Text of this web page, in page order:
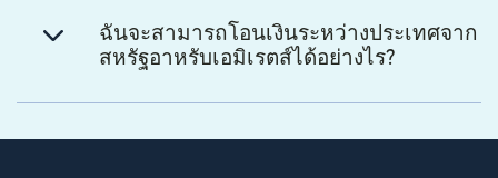
ฉันจะสามารถโอนเงินระหว่างประเทศจาก
สหรัฐอาหรับเอมิเรตส์ได้อย่างไร?